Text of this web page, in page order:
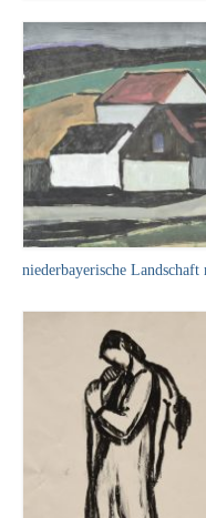
Herkunft &
Berliner
Fränkische
Hamburger
Münchner
Pfälzer
Weitere
Expressiver
Motive
niederbayerische